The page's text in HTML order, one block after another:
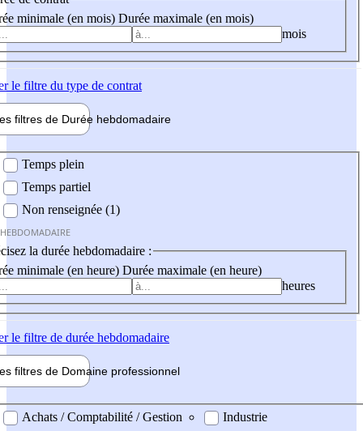
minimale (en mois) Durée maximale (en mois)
mois
le filtre du type de contrat
filtres de Durée hebdomadaire
Temps plein
Temps partiel
Non renseignée (1)
la durée hebdomadaire :
minimale (en heure) Durée maximale (en heure)
heures
le filtre de durée hebdomadaire
filtres de Domaine professionnel
professionel
Achats / Comptabilité / Gestion
Industrie